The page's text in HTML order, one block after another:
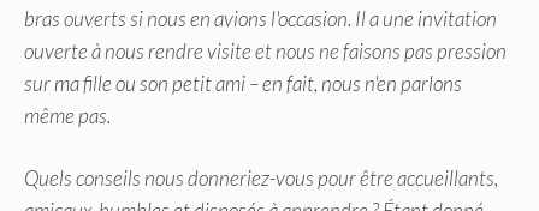
bras ouverts si nous en avions l'occasion. Il a une invitation
ouverte à nous rendre visite et nous ne faisons pas pression
sur ma fille ou son petit ami – en fait, nous n'en parlons
même pas.
Quels conseils nous donneriez-vous pour être accueillants,